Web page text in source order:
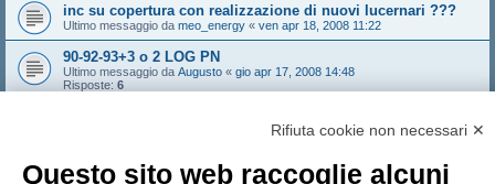
inc su copertura con realizzazione di nuovi lucernari ???
Ultimo messaggio da meo_energy « ven apr 18, 2008 11:22
90-92-93+3 o 2 LOG PN
Ultimo messaggio da Augusto « gio apr 17, 2008 14:48
Risposte: 6
mar apr 15, 2008 21:41
Bloccato
Rifiuta cookie non necessari ✕
Questo sito web raccoglie alcuni